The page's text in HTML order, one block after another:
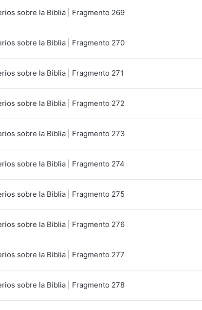
sobre la Biblia | Fragmento 269
sobre la Biblia | Fragmento 270
sobre la Biblia | Fragmento 271
sobre la Biblia | Fragmento 272
sobre la Biblia | Fragmento 273
sobre la Biblia | Fragmento 274
sobre la Biblia | Fragmento 275
sobre la Biblia | Fragmento 276
sobre la Biblia | Fragmento 277
sobre la Biblia | Fragmento 278